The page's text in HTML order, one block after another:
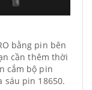
bằng pin bên
cần thêm thời
cắm bộ pin
sáu pin 18650.